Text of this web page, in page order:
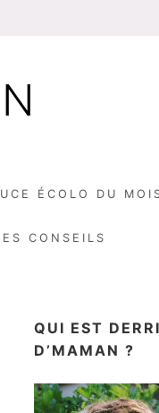
ÉCOLO DU
CONSEILS
QUI EST
D’MAMAN ?